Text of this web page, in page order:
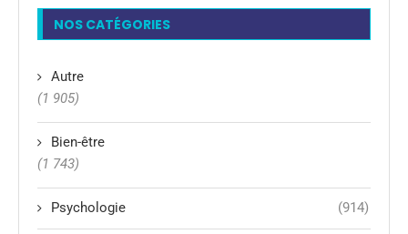
NOS CATÉGORIES
Autre
(1 905)
Bien-être
(1 743)
Psychologie (914)